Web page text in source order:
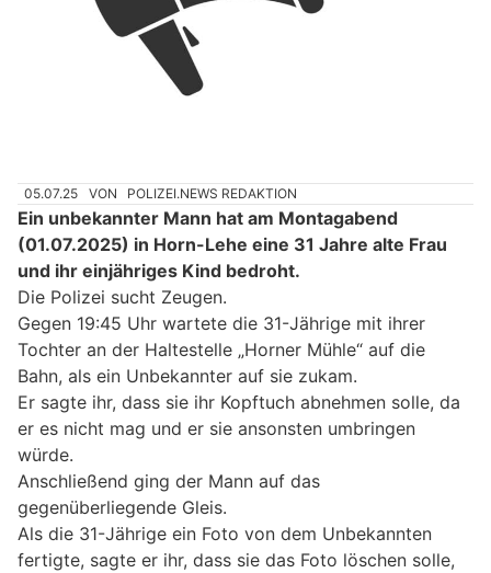
05.07.25 VON POLIZEI.NEWS REDAKTION
Ein unbekannter Mann hat am Montagabend
(01.07.2025) in Horn-Lehe eine 31 Jahre alte Frau
und ihr einjähriges Kind bedroht.
Die Polizei sucht Zeugen.
Gegen 19:45 Uhr wartete die 31-Jährige mit ihrer
Tochter an der Haltestelle „Horner Mühle“ auf die
Bahn, als ein Unbekannter auf sie zukam.
Er sagte ihr, dass sie ihr Kopftuch abnehmen solle, da
er es nicht mag und er sie ansonsten umbringen
würde.
Anschließend ging der Mann auf das
gegenüberliegende Gleis.
Als die 31-Jährige ein Foto von dem Unbekannten
fertigte, sagte er ihr, dass sie das Foto löschen solle,